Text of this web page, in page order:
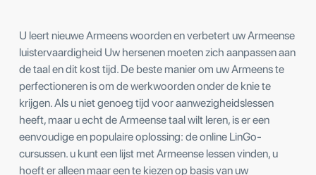
U leert nieuwe Armeens woorden en verbetert uw Armeense
luistervaardigheid Uw hersenen moeten zich aanpassen aan
de taal en dit kost tijd. De beste manier om uw Armeens te
perfectioneren is om de werkwoorden onder de knie te
krijgen. Als u niet genoeg tijd voor aanwezigheidslessen
heeft, maar u echt de Armeense taal wilt leren, is er een
eenvoudige en populaire oplossing: de online LinGo-
cursussen. u kunt een lijst met Armeense lessen vinden, u
hoeft er alleen maar een te kiezen op basis van uw